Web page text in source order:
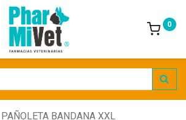
0
PAÑOLETA BANDANA XXL